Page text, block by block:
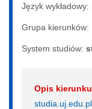
Język wykładowy:
Grupa kierunków:
System studiów:
Opis